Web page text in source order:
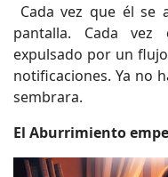
Cada vez que él se
pantalla. Cada vez
expulsado por un
notificaciones. Ya no
sembrara.
El Aburrimiento